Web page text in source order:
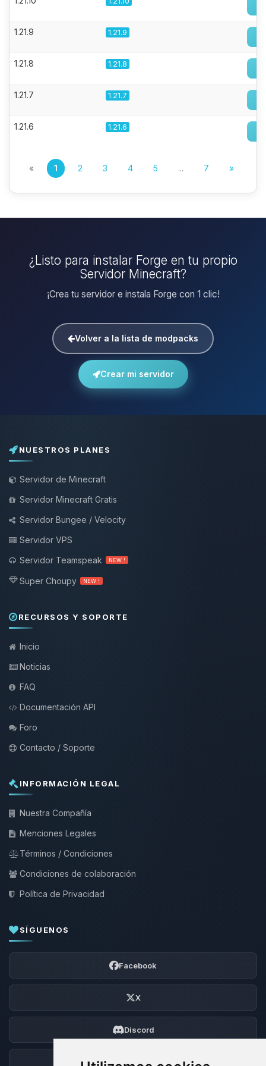
1.21.9 1.21.9
1.21.8 1.21.8
1.21.7 1.21.7
1.21.6 1.21.6
« 1 2 3 4 5 ... 7 »
¿Listo para instalar Forge en tu propio
Servidor Minecraft?
¡Crea tu servidor e instala Forge con 1 clic!
Volver a la lista de modpacks
Crear mi servidor
NUESTROS PLANES
Servidor de Minecraft
Servidor Minecraft Gratis
Servidor Bungee / Velocity
Servidor VPS
Servidor Teamspeak
NEW !
Super Choupy NEW !
RECURSOS Y SOPORTE
Inicio
Noticias
FAQ
Documentación API
Foro
Contacto / Soporte
INFORMACIÓN LEGAL
Nuestra Compañía
Menciones Legales
Términos / Condiciones
Condiciones de colaboración
Política de Privacidad
SÍGUENOS
Facebook
X
Discord
Foro